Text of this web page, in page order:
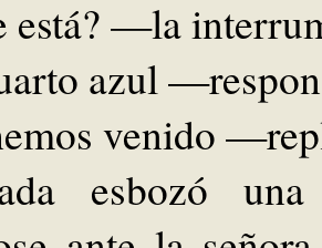
—la
azul
venido
esbozó